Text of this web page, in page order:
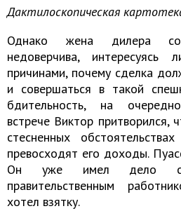
Дактилоскопическая
Однако жена дилера
недоверчива, интересуясь
причинами, почему сделка
и совершаться в такой
бдительность, на
встрече Виктор притворился,
стесненных
превосходят его доходы.
Он уже имел дело с
правительственным
хотел взятку.